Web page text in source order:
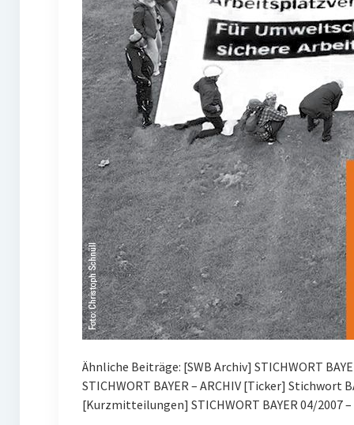
Ähnliche Beiträge: [SWB Archiv] STICHWORT
STICHWORT BAYER – ARCHIV [Ticker] Stichwort
[Kurzmitteilungen] STICHWORT BAYER 04/2007